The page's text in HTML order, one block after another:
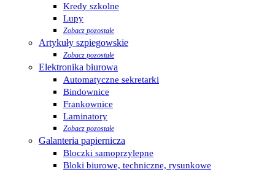
Kredy szkolne
Lupy
Zobacz pozostałe
Artykuły szpiegowskie
Zobacz pozostałe
Elektronika biurowa
Automatyczne sekretarki
Bindownice
Frankownice
Laminatory
Zobacz pozostałe
Galanteria papiernicza
Bloczki samoprzylepne
Bloki biurowe, techniczne, rysunkowe